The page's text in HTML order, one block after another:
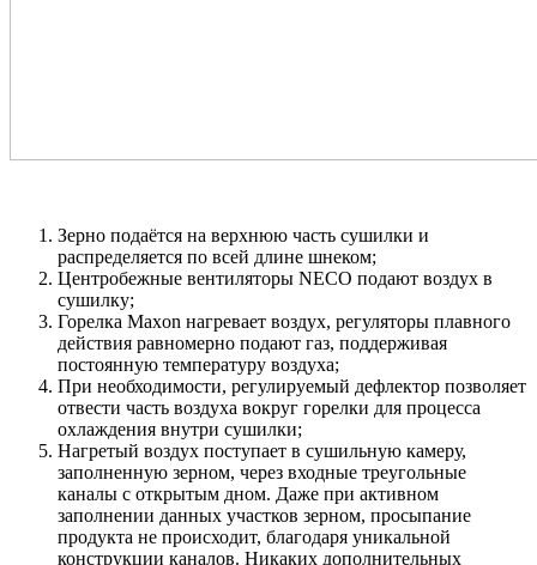
Зерно подаётся на верхнюю часть сушилки и
распределяется по всей длине шнеком;
Центробежные вентиляторы NECO подают воздух в
сушилку;
Горелка Maxon нагревает воздух, регуляторы плавного
действия равномерно подают газ, поддерживая
постоянную температуру воздуха;
При необходимости, регулируемый дефлектор позволяет
отвести часть воздуха вокруг горелки для процесса
охлаждения внутри сушилки;
Нагретый воздух поступает в сушильную камеру,
заполненную зерном, через входные треугольные
каналы с открытым дном. Даже при активном
заполнении данных участков зерном, просыпание
продукта не происходит, благодаря уникальной
конструкции каналов. Никаких дополнительных